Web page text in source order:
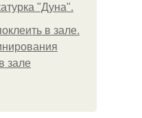
"Дуна".
в зале.
зале